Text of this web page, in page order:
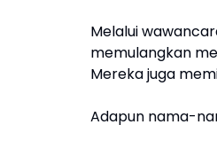
Melalui
memulangkan
Mereka juga
Adapun nama-